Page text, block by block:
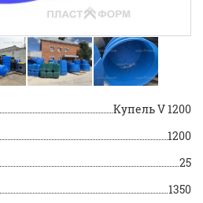
Купель V 1200
1200
25
1350